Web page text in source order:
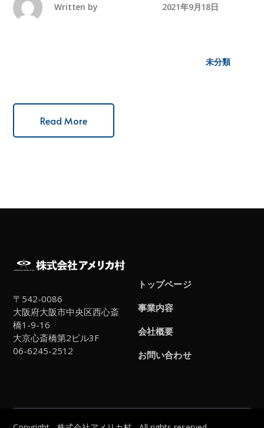
Written by 2021年9月18日
未分類
Read More
〒542-0086
大阪府大阪市中央区西心斎
橋1-9-16
大京心斎橋第2ビル3F
06-6245-2512
トップページ
事業内容
会社概要
お問い合わせ